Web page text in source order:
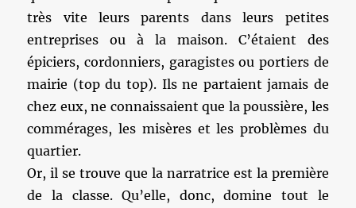
très vite leurs parents dans leurs petites
entreprises ou à la maison. C’étaient des
épiciers, cordonniers, garagistes ou portiers de
mairie (top du top). Ils ne partaient jamais de
chez eux, ne connaissaient que la poussière, les
commérages, les misères et les problèmes du
quartier.
Or, il se trouve que la narratrice est la première
de la classe. Qu’elle, donc, domine tout le